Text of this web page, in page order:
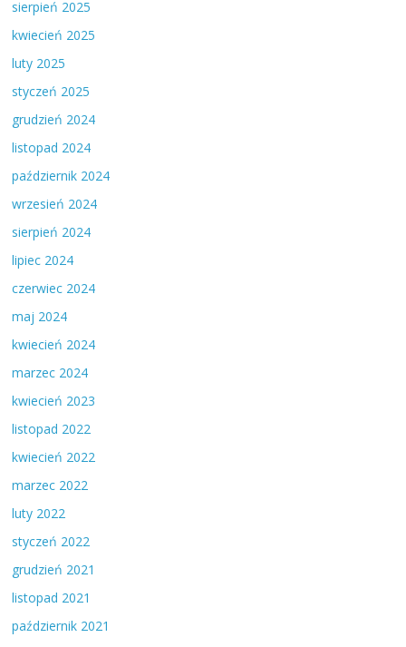
sierpień 2025
kwiecień 2025
luty 2025
styczeń 2025
grudzień 2024
listopad 2024
październik 2024
wrzesień 2024
sierpień 2024
lipiec 2024
czerwiec 2024
maj 2024
kwiecień 2024
marzec 2024
kwiecień 2023
listopad 2022
kwiecień 2022
marzec 2022
luty 2022
styczeń 2022
grudzień 2021
listopad 2021
październik 2021